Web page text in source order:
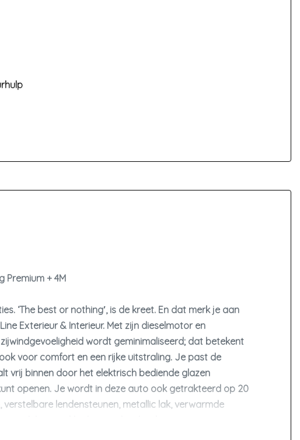
Premium + 4M
‘The best or nothing′, is de kreet. En dat merk je aan
Exterieur & Interieur. Met zijn dieselmotor en
wordt geminimaliseerd; dat betekent
voor comfort en een rijke uitstraling. Je past de
vrij binnen door het elektrisch bediende glazen
openen. Je wordt in deze auto ook getrakteerd op 20
lendensteunen, metallic lak, verwarmde